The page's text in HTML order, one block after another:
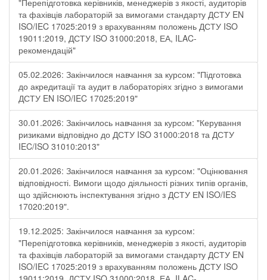
"Перепідготовка керівників, менеджерів з якості, аудиторів
та фахівців лабораторій за вимогами стандарту ДСТУ EN
ISO/IEC 17025:2019 з врахуванням положень ДСТУ ISO
19011:2019, ДСТУ ISO 31000:2018, ЕА, ILAC-
рекомендацій"
05.02.2026: Закінчилося навчання за курсом: "Підготовка
до акредитації та аудит в лабораторіях згідно з вимогами
ДСТУ EN ISO/IEC 17025:2019"
30.01.2026: Закінчилось навчання за курсом: "Керування
ризиками відповідно до ДСТУ ISO 31000:2018 та ДСТУ
IEC/ISO 31010:2013"
20.01.2026: Закінчилося навчання за курсом: "Оцінювання
відповідності. Вимоги щодо діяльності різних типів органів,
що здійснюють інспектування згідно з ДСТУ ЕN ISO/IES
17020:2019".
19.12.2025: Закінчилося навчання за курсом:
"Перепідготовка керівників, менеджерів з якості, аудиторів
та фахівців лабораторій за вимогами стандарту ДСТУ EN
ISO/IEC 17025:2019 з врахуванням положень ДСТУ ISO